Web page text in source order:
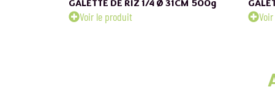
GALETTE DE RIZ 1/4 Ø 31CM 500g
Voir le produit